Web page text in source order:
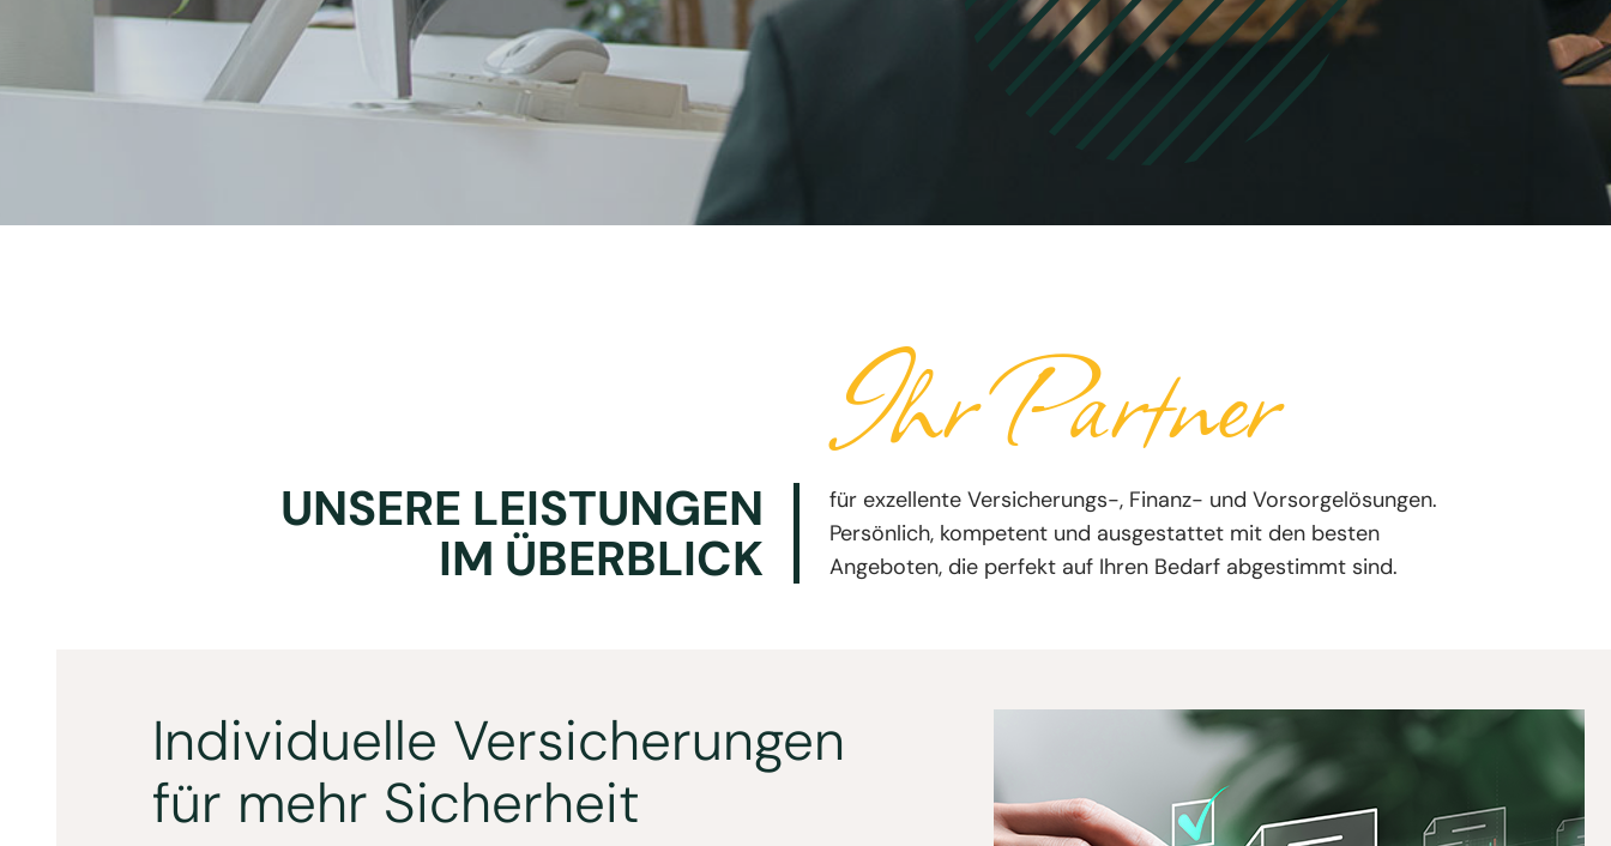
UNSERE LEISTUNGEN
IM ÜBERBLICK
Ihr Partner
für exzellente Versicherungs-, Finanz- und Vorsorgelösungen.
Persönlich, kompetent und ausgestattet mit den besten
Angeboten, die perfekt auf Ihren Bedarf abgestimmt sind.
Individuelle Versicherungen
für mehr Sicherheit